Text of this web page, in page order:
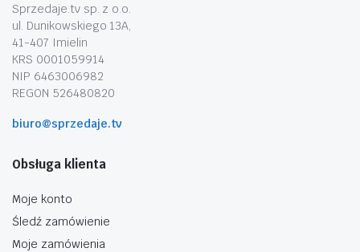
Sprzedaje.tv sp. z o.o.
ul. Dunikowskiego 13A,
41-407 Imielin
KRS 0001059914
NIP 6463006982
REGON 526480820
biuro@sprzedaje.tv
Obsługa klienta
Moje konto
Śledź zamówienie
Moje zamówienia